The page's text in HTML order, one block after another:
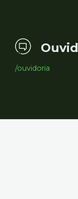
/ouvidoria